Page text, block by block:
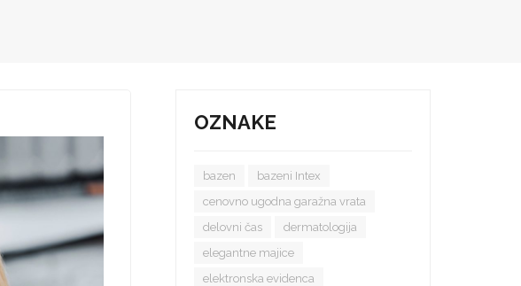
OZNAKE
bazen
bazeni Intex
cenovno ugodna garažna vrata
delovni čas
dermatologija
elegantne majice
elektronska evidenca